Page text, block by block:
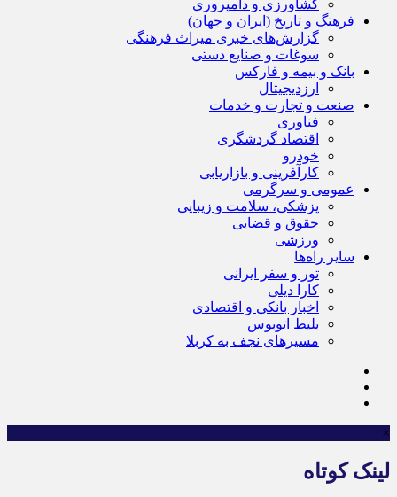
کشاورزی و دامپروری
فرهنگ و تاریخ (ایران و جهان)
گزارش‌های خبری میراث فرهنگی
سوغات و صنایع دستی
بانک و بیمه و فارکس
ارزدیجیتال
صنعت و تجارت و خدمات
فناوری
اقتصاد گردشگری
خودرو
کارآفرینی و بازاریابی
عمومی و سرگرمی
پزشکی، سلامت و زیبایی
حقوق و قضایی
ورزشی
سایر راه‌ها
تور و سفر ایرانی
کارا دیلی
اخبار بانکی و اقتصادی
بلیط اتوبوس
مسیرهای نجف به کربلا
×
لینک کوتاه